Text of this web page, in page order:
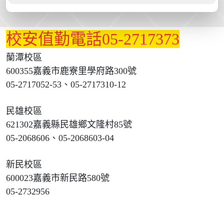
校安值勤電話05-2717373
蘭潭校區
600355嘉義市鹿寮里學府路300號
05-2717052-53、05-2717310-12
民雄校區
621302嘉義縣民雄鄉文隆村85號
05-2068606、05-2068603-04
新民校區
600023嘉義市新民路580號
05-2732956